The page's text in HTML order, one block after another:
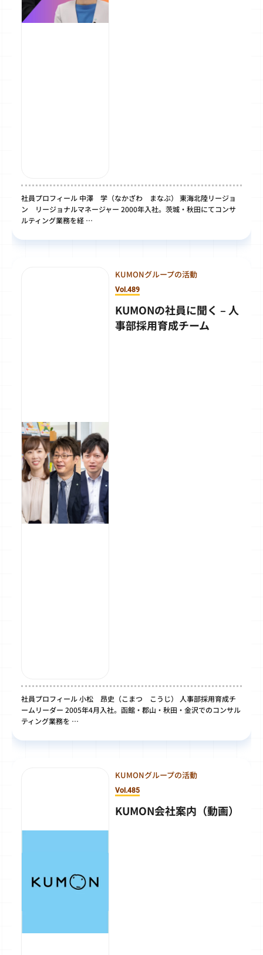
社員プロフィール 中澤 学（なかざわ まなぶ） 東海北陸リージョ
ン リージョナルマネージャー 2000年入社。茨城・秋田にてコンサ
ルティング業務を経 …
KUMONグループの活動
Vol.489
KUMONの社員に聞く – 人
事部採用育成チーム
社員プロフィール 小松 昂史（こまつ こうじ） 人事部採用育成チ
ームリーダー 2005年4月入社。函館・郡山・秋田・金沢でのコンサル
ティング業務を …
KUMONグループの活動
Vol.485
KUMON会社案内（動画）